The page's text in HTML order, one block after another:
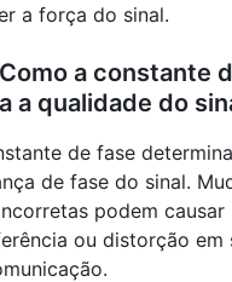
a força do sinal.
a constante
a qualidade do
de fase
de fase do sinal.
podem causar
ou distorção em